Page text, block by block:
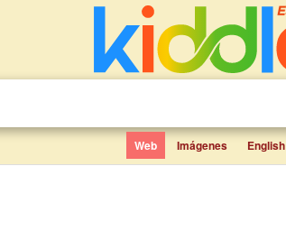
Web Imágenes English